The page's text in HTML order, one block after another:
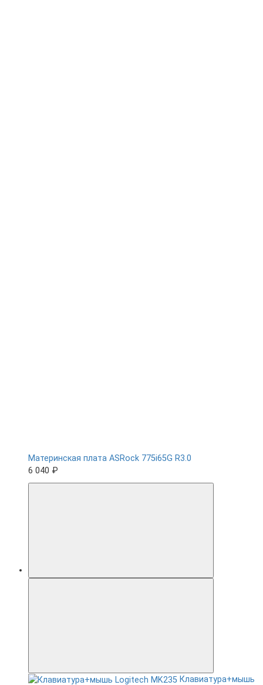
Материнская плата ASRock 775i65G R3.0
6 040 ₽
Клавиатура+мышь